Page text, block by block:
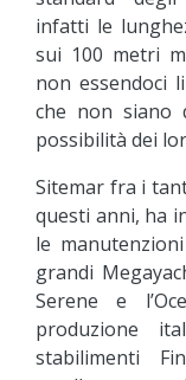
infatti le
sui 100 metri
non essendoci
che non siano
possibilità dei
Sitemar fra i
questi anni, ha
le
grandi
Serene e
produzione
stabilimenti